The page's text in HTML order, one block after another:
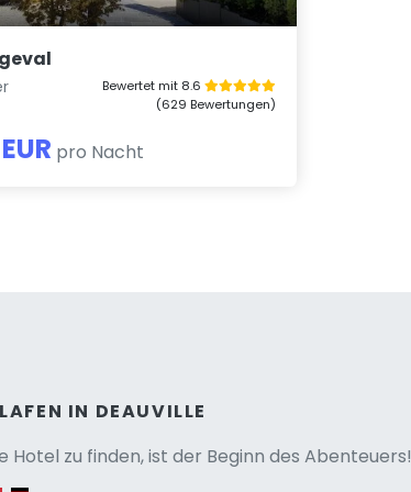
Bewertet mit 8.6
(629 Bewertungen)
pro Nacht
IN DEAUVILLE
Hotel zu finden, ist der Beginn des Abenteuers!